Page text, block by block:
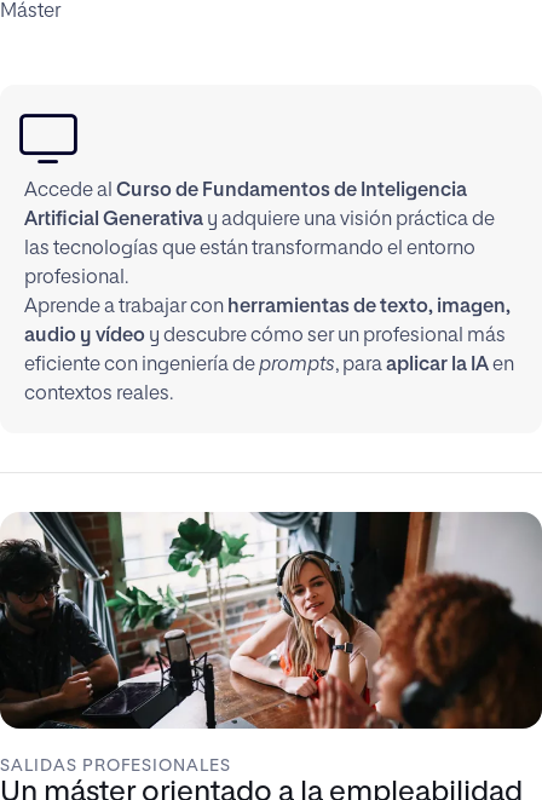
Máster
Accede al Curso de Fundamentos de Inteligencia
Artificial Generativa y adquiere una visión práctica de
las tecnologías que están transformando el entorno
profesional.
Aprende a trabajar con herramientas de texto, imagen,
audio y vídeo y descubre cómo ser un profesional más
eficiente con ingeniería deprompts, paraaplicar la IAen
contextos reales.
SALIDAS PROFESIONALES
Un máster orientado a la empleabilidad